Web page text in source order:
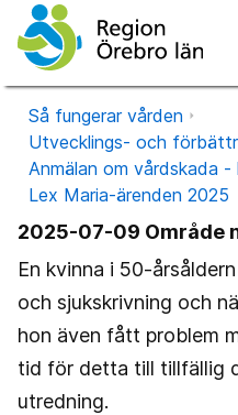
Så fungerar vården
Utvecklings- och
Anmälan om vårdskada -
Lex Maria-ärenden 2025
2025-07-09 Område
En kvinna i 50-
och sjukskrivning och
hon även fått problem
tid för detta till tillfällig
utredning.